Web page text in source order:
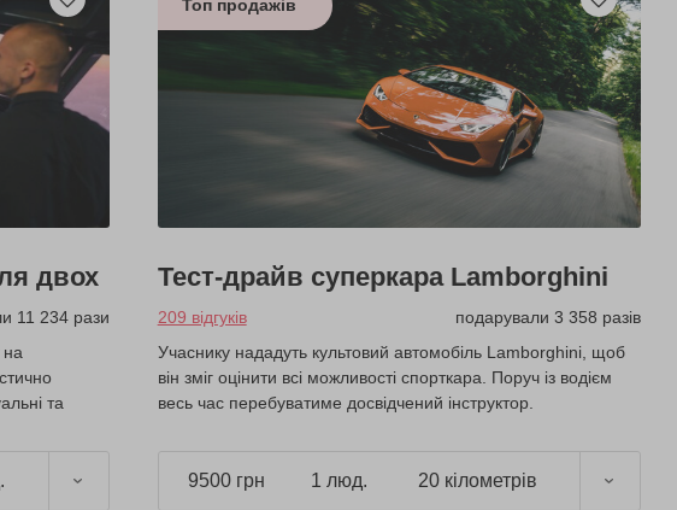
двох
11 234 рази
на
та
Топ продажів
Тест-драйв суперкара Lamborghini
209 відгуків
подарували 3 358 разів
Учаснику нададуть культовий автомобіль Lamborghini, щоб
він зміг оцінити всі можливості спорткара. Поруч із водієм
весь час перебуватиме досвідчений інструктор.
9500 грн 1 люд. 20 кілометрів